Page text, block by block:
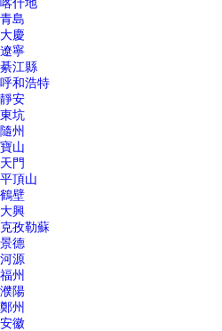
喀什地
青島
大慶
遼寧
綦江縣
呼和浩特
靜安
東坑
隨州
寶山
天門
平頂山
鶴壁
大興
克孜勒蘇
景德
河源
福州
濮陽
鄭州
安徽